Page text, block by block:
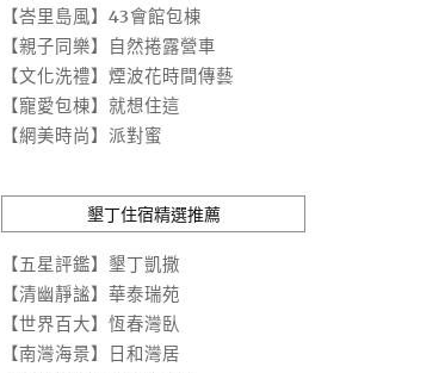
【峇里島風】43會館包棟
【親子同樂】自然捲露營車
【文化洗禮】煙波花時間傳藝
【寵愛包棟】就想住這
【網美時尚】派對蜜
墾丁住宿精選推薦
【五星評鑑】墾丁凱撒
【清幽靜謐】華泰瑞苑
【世界百大】恆春灣臥
【南灣海景】日和灣居